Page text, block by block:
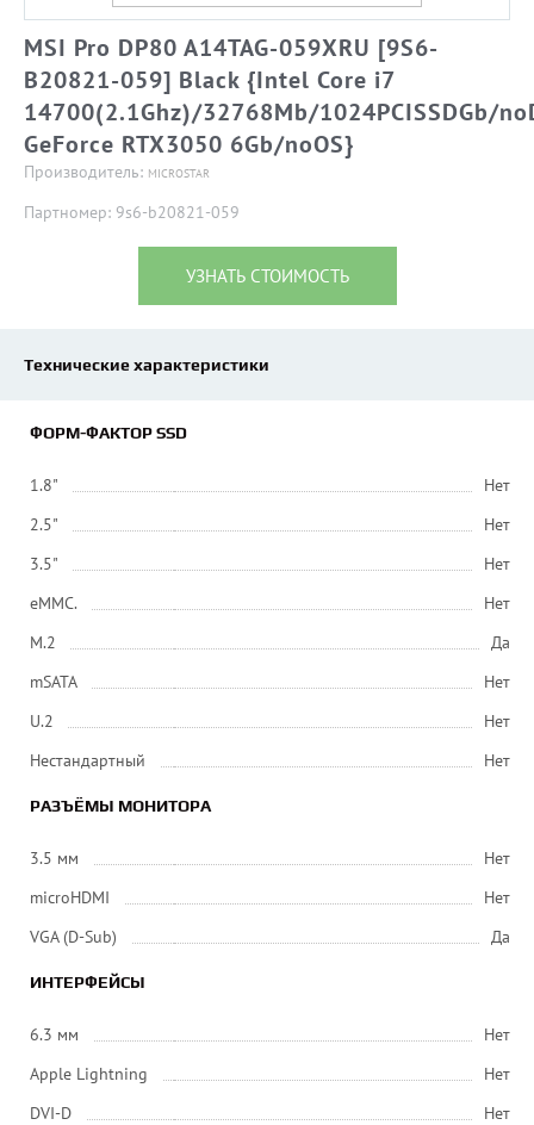
MSI Pro DP80 A14TAG-059XRU [9S6-
B20821-059] Black {Intel Core i7
14700(2.1Ghz)/32768Mb/1024PCISSDGb/
GeForce RTX3050 6Gb/noOS}
Производитель: MICROSTAR
Партномер: 9s6-b20821-059
УЗНАТЬ СТОИМОСТЬ
Технические характеристики
ФОРМ-ФАКТОР SSD
1.8"
Нет
2.5"
Нет
3.5"
Нет
eMMC.
Нет
M.2
Да
mSATA
Нет
U.2
Нет
Нестандартный
Нет
РАЗЪЁМЫ МОНИТОРА
3.5 мм
Нет
microHDMI
Нет
VGA (D-Sub)
Да
ИНТЕРФЕЙСЫ
6.3 мм
Нет
Apple Lightning
Нет
DVI-D
Нет